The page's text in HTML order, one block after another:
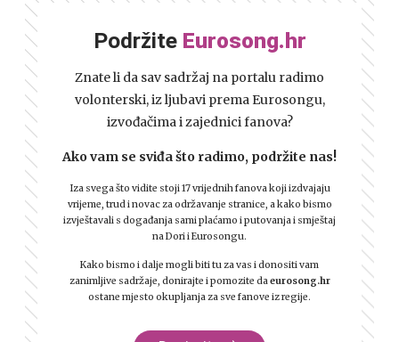
Podržite Eurosong.hr
Znate li da sav sadržaj na portalu radimo
volonterski, iz ljubavi prema Eurosongu,
izvođačima i zajednici fanova?
Ako vam se sviđa što radimo, podržite nas!
Iza svega što vidite stoji 17 vrijednih fanova koji izdvajaju
vrijeme, trud i novac za održavanje stranice, a kako bismo
izvještavali s događanja sami plaćamo i putovanja i smještaj
na Dori i Eurosongu.
Kako bismo i dalje mogli biti tu za vas i donositi vam
zanimljive sadržaje, donirajte i pomozite daeurosong.hr
ostane mjesto okupljanja za sve fanove iz regije.